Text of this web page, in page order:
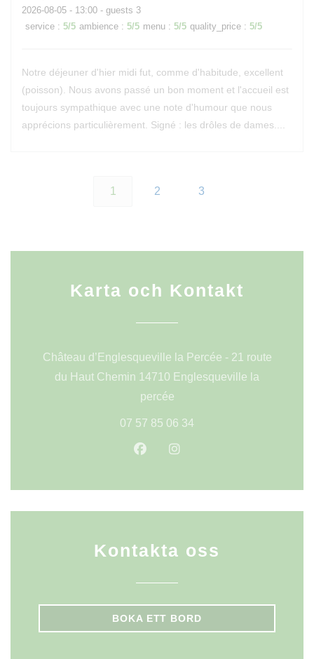
2026-08-05 - 13:00 - guests 3
service : 5/5 ambience : 5/5 menu : 5/5 quality_price : 5/5
Notre déjeuner d'hier midi fut, comme d'habitude, excellent
(poisson). Nous avons passé un bon moment et l'accueil est
toujours sympathique avec une note d'humour que nous
apprécions particulièrement. Signé : les drôles de dames....
1 2 3
Karta och Kontakt
Château d’Englesqueville la Percée - 21 route
du Haut Chemin 14710 Englesqueville la
percée((öppnas i ett nytt fönster))
07 57 85 06 34
Facebook ((öppnas i ett nytt
Kontakta oss
BOKA ETT BORD